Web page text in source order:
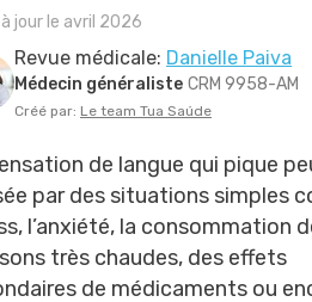
à jour le avril 2026
Revue médicale: Danielle Paiva
Médecin généraliste CRM 9958-AM
Créé par: Le team Tua Saúde
de langue qui pique
par des situations simples
l’anxiété, la consommation
très chaudes, des effets
de médicaments ou